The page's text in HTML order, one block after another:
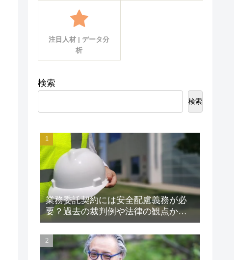
注目人材 | データ分
析
検索
検索
業務委託契約には安全配慮義務が必
要？過去の裁判例や法律の観点から
解説します！